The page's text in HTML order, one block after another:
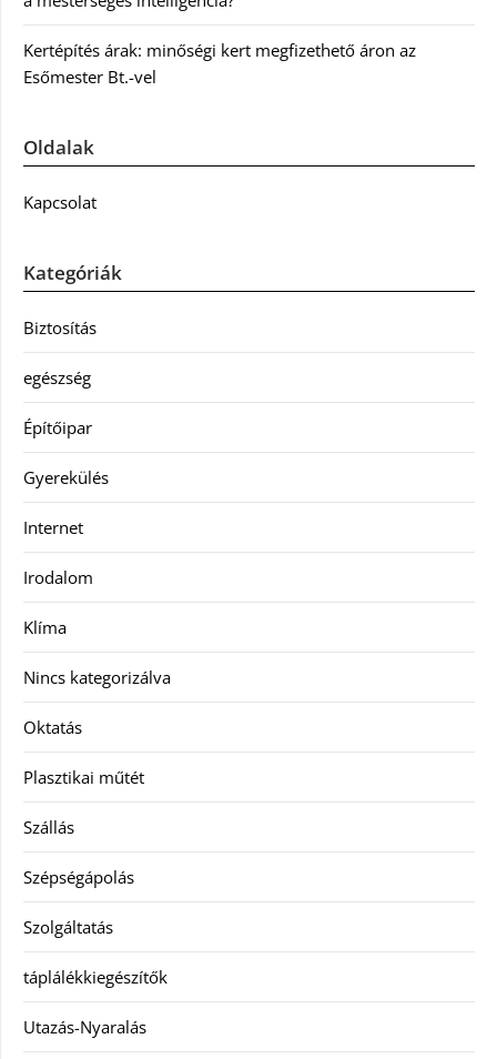
Kertépítés árak: minőségi kert megfizethető áron az
Esőmester Bt.-vel
Oldalak
Kapcsolat
Kategóriák
Biztosítás
egészség
Építőipar
Gyerekülés
Internet
Irodalom
Klíma
Nincs kategorizálva
Oktatás
Plasztikai műtét
Szállás
Szépségápolás
Szolgáltatás
táplálékkiegészítők
Utazás-Nyaralás